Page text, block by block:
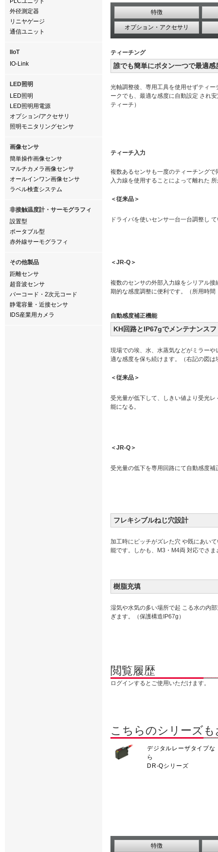
外径測定器
リニヤゲージ
通信ユニット
IIoT
IO-Link
LED照明
LED照明
LED照明用電源
オプション/アクセサリ
照明モニタリングセンサ
画像センサ
簡単操作画像センサ
マルチカメラ画像センサ
オールインワン画像センサ
ラベル検査システム
非接触温度計・サーモグラフィ
設置型
ポータブル型
赤外線サーモグラフィ
その他製品
距離センサ
超音波センサ
バーコード・2次元コード
静電容量・近接センサ
IDS産業用カメラ
特徴
オプション・アクセサリ
ティーチング
誰でも簡単にボタン一つで最適感
光軸調整後、専用工具を使用せずティ
ークでも、最適な感度に自動設定 され
ティーチ）
ティーチ入力
複数あるセンサも一度のティーチング
入力線を使用することによって離れた
＜従来品＞
ドライバを使いセンサ一台一台調整し
＜JR-Q＞
複数のセンサの外部入力線をシリアル
期的な感度調整に便利です。（所用時間
自動感度補正機能
KH回路とIP67gでメンテナンス
現場での埃、水、水蒸気などがミラー
適な感度を保ち続けます。（右記の図
＜従来品＞
受光量が低下して、しきい値より受光
能になる。
＜JR-Q＞
受光量の低下を専用回路にて自動感度補
フレキシブルねじ穴設計
加工時にピッチがズレた穴 や既にあい
能です。しかも、M3・M4両 対応でさ
樹脂充填
湿気や水気の多い場所で起 こる水の内
ぎます。（保護構造IP67g）
閲覧履歴
ログインするとご使用いただけます。
こちらのシリーズ
デジタルレーザタイプな
ら
DR-Qシリーズ
特徴